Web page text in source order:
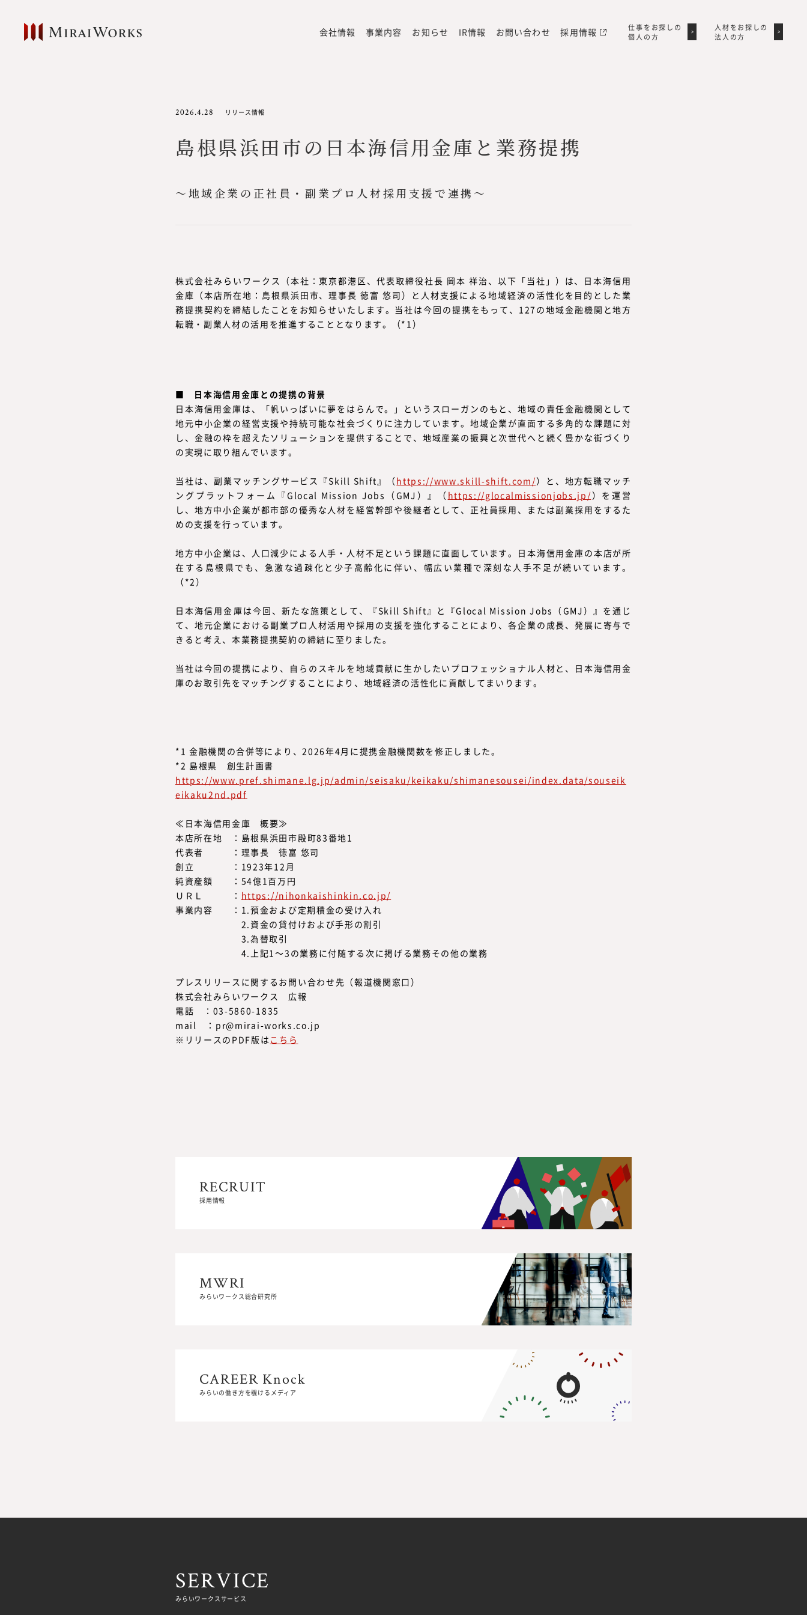
会社情報 事業内容 お知らせ IR情報 お問い合わせ 採用情報
仕事をお探しの
個人の方
仕事をお探しの
個人の方
人材をお探しの
法人の方
人材をお探しの
法人の方
2026.4.28 リリース情報
島根県浜田市の日本海信用金庫と業務提携
〜地域企業の正社員・副業プロ人材採用支援で連携〜
株式会社みらいワークス（本社：東京都港区、代表取締役社長 岡本 祥治、以下「当社」）は、日本海信用
金庫（本店所在地：島根県浜田市、理事長 徳富 悠司）と人材支援による地域経済の活性化を目的とした業
務提携契約を締結したことをお知らせいたします。当社は今回の提携をもって、127の地域金融機関と地方
転職・副業人材の活用を推進することとなります。（*1）
■ 日本海信用金庫との提携の背景
日本海信用金庫は、「帆いっぱいに夢をはらんで。」というスローガンのもと、地域の責任金融機関として
地元中小企業の経営支援や持続可能な社会づくりに注力しています。地域企業が直面する多角的な課題に対
し、金融の枠を超えたソリューションを提供することで、地域産業の振興と次世代へと続く豊かな街づくり
の実現に取り組んでいます。
当社は、副業マッチングサービス『Skill Shift』（https://www.skill-shift.com/）と、地方転職マッチ
ングプラットフォーム『Glocal Mission Jobs（GMJ）』（ https://glocalmissionjobs.jp/）を運営
し、地方中小企業が都市部の優秀な人材を経営幹部や後継者として、正社員採用、または副業採用をするた
めの支援を行っています。
地方中小企業は、人口減少による人手・人材不足という課題に直面しています。日本海信用金庫の本店が所
在する島根県でも、急激な過疎化と少子高齢化に伴い、幅広い業種で深刻な人手不足が続いています。
（*2）
日本海信用金庫は今回、新たな施策として、『Skill Shift』と『Glocal Mission Jobs（GMJ）』を通じ
て、地元企業における副業プロ人材活用や採用の支援を強化することにより、各企業の成長、発展に寄与で
きると考え、本業務提携契約の締結に至りました。
当社は今回の提携により、自らのスキルを地域貢献に生かしたいプロフェッショナル人材と、日本海信用金
庫のお取引先をマッチングすることにより、地域経済の活性化に貢献してまいります。
*1 金融機関の合併等により、2026年4月に提携金融機関数を修正しました。
*2 島根県 創生計画書
https://www.pref.shimane.lg.jp/admin/seisaku/keikaku/shimanesousei/index.data/souseik
eikaku2nd.pdf
≪日本海信用金庫 概要≫
本店所在地 ：島根県浜田市殿町83番地1
代表者 ：理事長 徳富 悠司
創立 ：1923年12月
純資産額 ：54億1百万円
ＵＲＬ ： https://nihonkaishinkin.co.jp/
事業内容 ：1.預金および定期積金の受け入れ
2.資金の貸付けおよび手形の割引
3.為替取引
4.上記1～3の業務に付随する次に掲げる業務その他の業務
プレスリリースに関するお問い合わせ先（報道機関窓口）
株式会社みらいワークス 広報
電話 ：03-5860-1835
mail ：pr@mirai-works.co.jp
※リリースのPDF版はこちら
RECRUIT
採用情報
RECRUIT
採用情報
MWRI
みらいワークス総合研究所
MWRI
みらいワークス総合研究所
CAREER Knock
みらいの働き方を覗けるメディア
CAREER Knock
みらいの働き方を覗けるメディア
SERVICE
みらいワークスサービス